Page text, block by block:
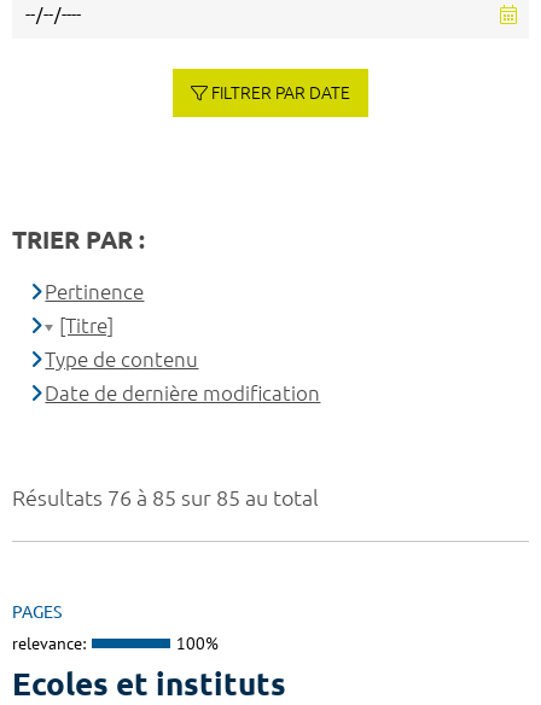
Résultats 76 à 85 sur 85 au total
PAGES
relevance: 100%
Ecoles et instituts
FILTRER PAR DATE
TRIER PAR :
Pertinence
[Titre]
Type de contenu
Date de dernière modification